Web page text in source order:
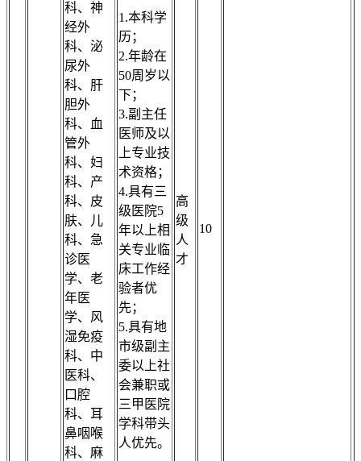
科、神
经外
科、泌
尿外
科、肝
胆外
科、血
管外
科、妇
科、产
科、皮
肤、儿
科、急
诊医
学、老
年医
学、风
湿免疫
科、中
医科、
口腔
科、耳
鼻咽喉
科、麻
1.本科学
历；
2.年龄在
50周岁以
下；
3.副主任
医师及以
上专业技
术资格；
4.具有三
级医院5
年以上相
关专业临
床工作经
验者优
先；
5.具有地
市级副主
委以上社
会兼职或
三甲医院
学科带头
人优先。
高
级
人
才
10